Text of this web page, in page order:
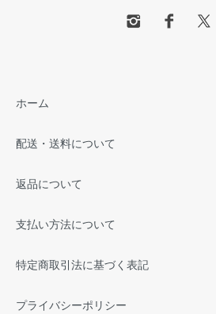
ホーム
配送・送料について
返品について
支払い方法について
特定商取引法に基づく表記
プライバシーポリシー